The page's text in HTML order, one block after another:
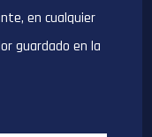
en cualquier
guardado en la